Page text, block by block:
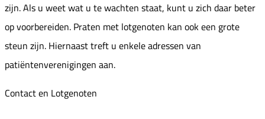
zijn. Als u weet wat u te wachten staat, kunt u zich daar beter
op voorbereiden. Praten met lotgenoten kan ook een grote
steun zijn. Hiernaast treft u enkele adressen van
patiëntenverenigingen aan.
Contact en Lotgenoten